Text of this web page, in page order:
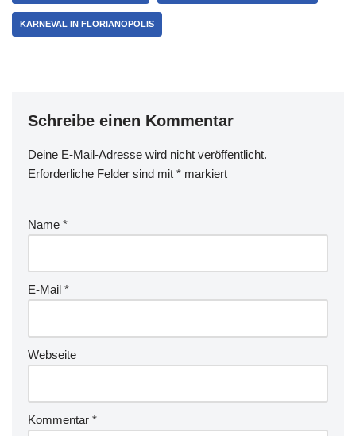
KARNEVAL IN FLORIANOPOLIS
Schreibe einen Kommentar
Deine E-Mail-Adresse wird nicht veröffentlicht.
Erforderliche Felder sind mit * markiert
Name *
E-Mail *
Webseite
Kommentar *